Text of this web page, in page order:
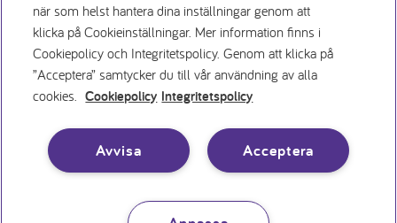
Политика использования файлов cookie
Вакансии
Inställningar för cookies
när som helst hantera dina inställningar genom att
klicka på Cookieinställningar. Mer information finns i
Cookiepolicy och Integritetspolicy. Genom att klicka på
”Acceptera” samtycker du till vår användning av alla
cookies.
Cookiepolicy Integritetspolicy
Acceptera
Avvisa